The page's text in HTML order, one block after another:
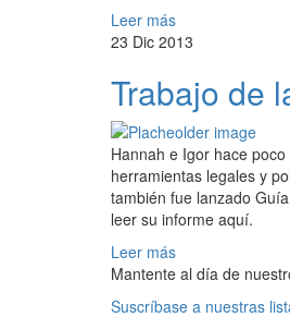
Leer más
23 Dic 2013
Trabajo de
Hannah e Igor hace
herramientas legales y
también fue lanzado
leer su informe aquí.
Leer más
Mantente al día de
Suscríbase a nuestras